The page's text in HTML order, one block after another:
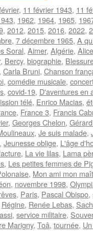
, 11 février 1943, 11
, 1962, 1964, 1965,
, 2012, 2015, 2016, 2022,
, 7 décembre 1965, A
Soral, Aimer, Algérie,
, Bercy, biographie,
, Carla Bruni, Chanson
, comédie musicale,
, covid-19, D'aventures en
télé, Enrico Macias,
, France 3, Francis
, Georges Chelon,
, Je suis malade,
, Jeunesse oblige, L'âge
, La vie lilas, Lama
, Les petites femmes de
, Mon ami mon
, novembre 1998,
, Paris, Pascal Obispo,
Régine, Renée Lebas,
, service militaire,
Marigny, Toâ, tournée,